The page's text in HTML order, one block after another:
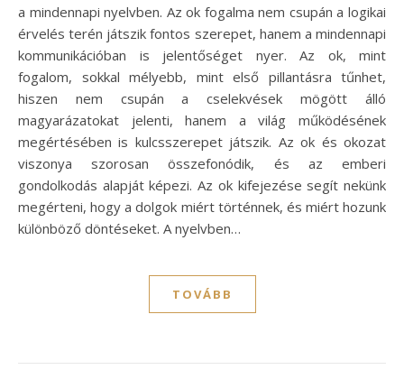
a mindennapi nyelvben. Az ok fogalma nem csupán a logikai
érvelés terén játszik fontos szerepet, hanem a mindennapi
kommunikációban is jelentőséget nyer. Az ok, mint
fogalom, sokkal mélyebb, mint első pillantásra tűnhet,
hiszen nem csupán a cselekvések mögött álló
magyarázatokat jelenti, hanem a világ működésének
megértésében is kulcsszerepet játszik. Az ok és okozat
viszonya szorosan összefonódik, és az emberi
gondolkodás alapját képezi. Az ok kifejezése segít nekünk
megérteni, hogy a dolgok miért történnek, és miért hozunk
különböző döntéseket. A nyelvben…
TOVÁBB